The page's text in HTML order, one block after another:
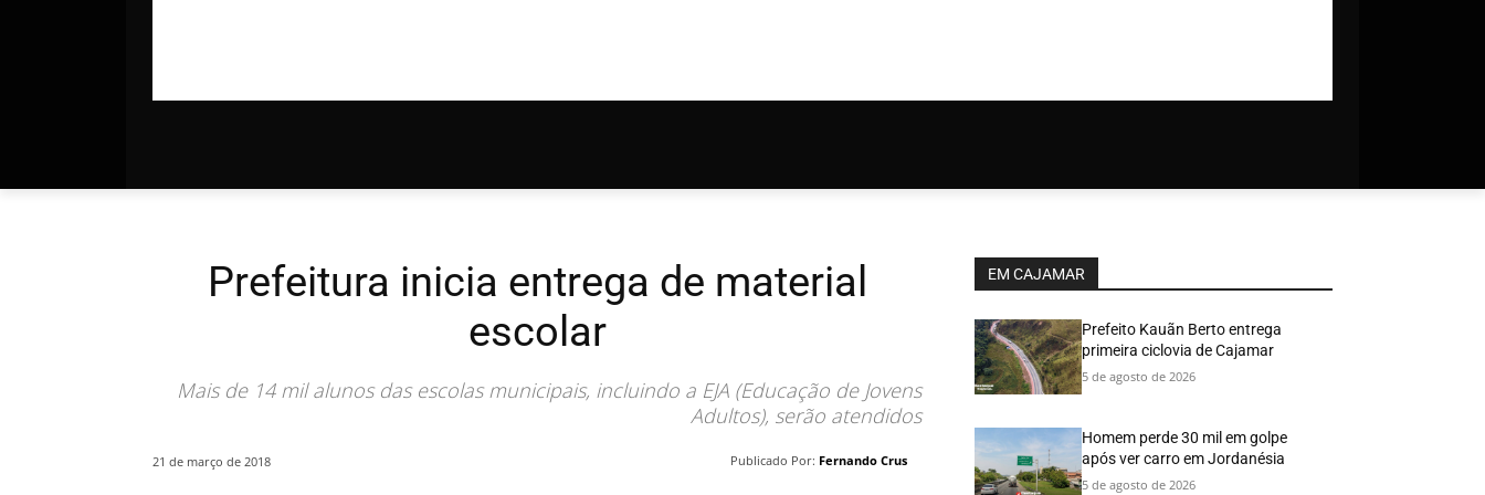
Prefeitura inicia entrega de material
escolar
Mais de 14 mil alunos das escolas municipais, incluindo a EJA (Educação de Jovens
Adultos), serão atendidos
Publicado Por: Fernando Crus
21 de março de 2018
EM CAJAMAR
Prefeito Kauãn Berto entrega
primeira ciclovia de Cajamar
5 de agosto de 2026
Homem perde 30 mil em golpe
após ver carro em Jordanésia
5 de agosto de 2026